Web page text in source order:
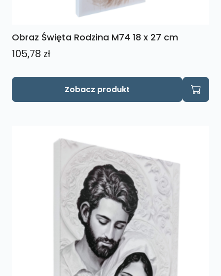
Obraz Święta Rodzina M74 18 x 27 cm
105,78 zł
Zobacz produkt